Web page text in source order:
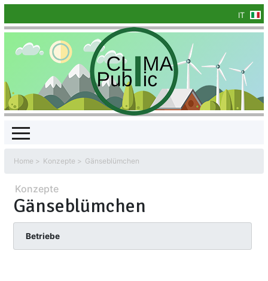
IT
Home Konzepte Gänseblümchen
Konzepte
Gänseblümchen
Betriebe